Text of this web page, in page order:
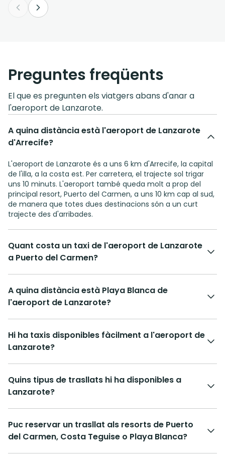
Preguntes freqüents
El que es pregunten els viatgers abans d'anar a
l'aeroport de Lanzarote.
A quina distància està l'aeroport de Lanzarote
d'Arrecife?
L'aeroport de Lanzarote és a uns 6 km d'Arrecife, la capital
de l'illa, a la costa est. Per carretera, el trajecte sol trigar
uns 10 minuts. L'aeroport també queda molt a prop del
principal resort, Puerto del Carmen, a uns 10 km cap al sud,
de manera que totes dues destinacions són a un curt
trajecte des d'arribades.
Quant costa un taxi de l'aeroport de Lanzarote
a Puerto del Carmen?
A quina distància està Playa Blanca de
l'aeroport de Lanzarote?
Hi ha taxis disponibles fàcilment a l'aeroport de
Lanzarote?
Quins tipus de trasllats hi ha disponibles a
Lanzarote?
Puc reservar un trasllat als resorts de Puerto
del Carmen, Costa Teguise o Playa Blanca?